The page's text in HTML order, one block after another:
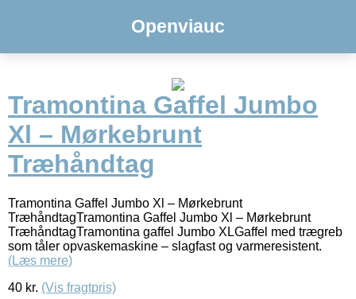
Openviauc
Tramontina Gaffel Jumbo
Xl – Mørkebrunt
Træhåndtag
Tramontina Gaffel Jumbo Xl – Mørkebrunt
TræhåndtagTramontina Gaffel Jumbo Xl – Mørkebrunt
TræhåndtagTramontina gaffel Jumbo XLGaffel med trægreb
som tåler opvaskemaskine – slagfast og varmeresistent.
(Læs mere)
40 kr. (Vis fragtpris)